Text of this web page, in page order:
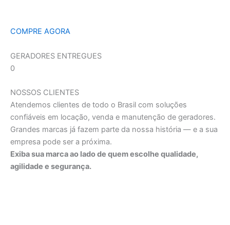
COMPRE AGORA
GERADORES ENTREGUES
0
NOSSOS CLIENTES
Atendemos clientes de todo o Brasil com soluções
confiáveis em locação, venda e manutenção de geradores.
Grandes marcas já fazem parte da nossa história — e a sua
empresa pode ser a próxima.
Exiba sua marca ao lado de quem escolhe qualidade,
agilidade e segurança.